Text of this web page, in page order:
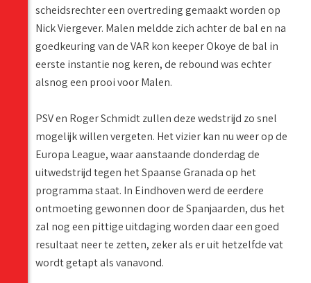
scheidsrechter een overtreding gemaakt worden op
Nick Viergever. Malen meldde zich achter de bal en na
goedkeuring van de VAR kon keeper Okoye de bal in
eerste instantie nog keren, de rebound was echter
alsnog een prooi voor Malen.
PSV en Roger Schmidt zullen deze wedstrijd zo snel
mogelijk willen vergeten. Het vizier kan nu weer op de
Europa League, waar aanstaande donderdag de
uitwedstrijd tegen het Spaanse Granada op het
programma staat. In Eindhoven werd de eerdere
ontmoeting gewonnen door de Spanjaarden, dus het
zal nog een pittige uitdaging worden daar een goed
resultaat neer te zetten, zeker als er uit hetzelfde vat
wordt getapt als vanavond.